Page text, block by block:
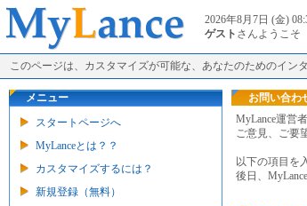
2026年8月7日 (金)
ゲスト さんようこそ
このページは、カスタマイズが可能な、あなたのためのイン
メニュー
スタートページへ
MyLanceとは？？
カスタマイズするには？
新規登録（無料）
お問い合わ
MyLance運営
ご意見、ご要
以下の項目を
後日、